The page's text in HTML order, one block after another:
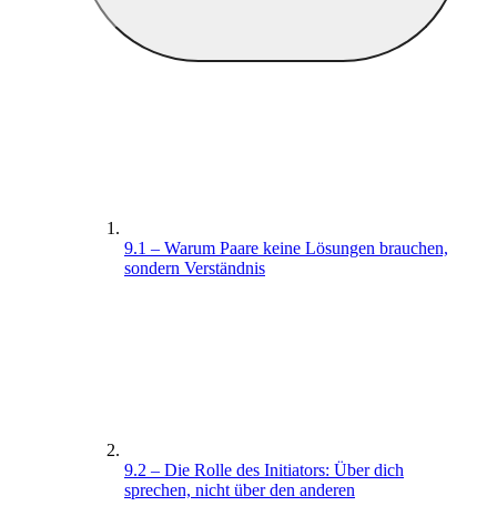
9.1 – Warum Paare keine Lösungen brauchen,
sondern Verständnis
9.2 – Die Rolle des Initiators: Über dich
sprechen, nicht über den anderen